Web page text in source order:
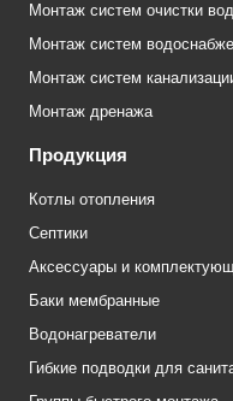
Монтаж систем очистки
Монтаж систем
Монтаж систем
Монтаж дренажа
Продукция
Котлы отопления
Септики
Аксессуары и
Баки мембранные
Водонагреватели
Гибкие подводки для